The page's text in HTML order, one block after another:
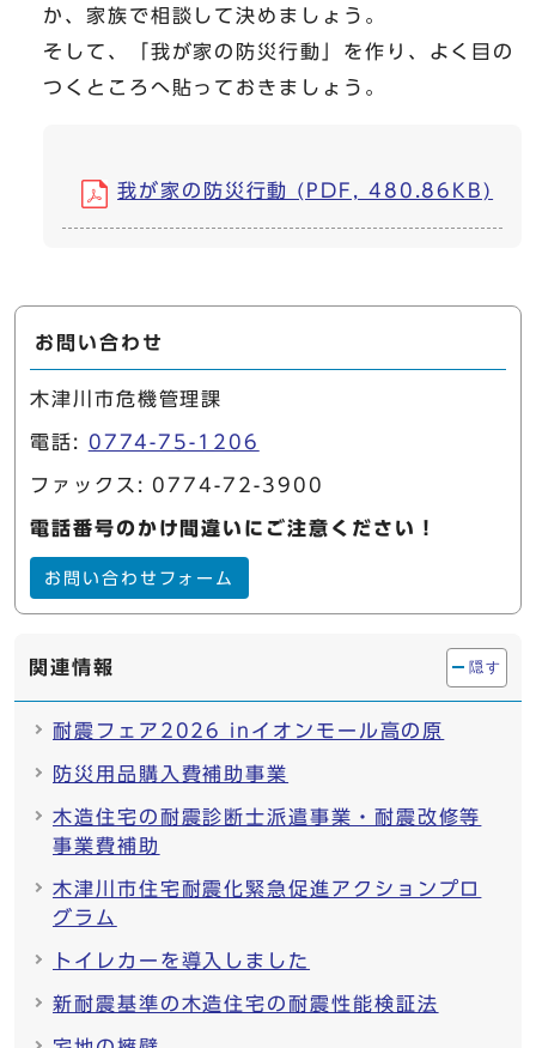
か、家族で相談して決めましょう。
そして、「我が家の防災行動」を作り、よく目の
つくところへ貼っておきましょう。
我が家の防災行動 (PDF, 480.86KB)
お問い合わせ
木津川市危機管理課
電話: 0774-75-1206
ファックス: 0774-72-3900
電話番号のかけ間違いにご注意ください！
お問い合わせフォーム
関連情報 隠す
耐震フェア2026 inイオンモール高の原
防災用品購入費補助事業
木造住宅の耐震診断士派遣事業・耐震改修等
事業費補助
木津川市住宅耐震化緊急促進アクションプロ
グラム
トイレカーを導入しました
新耐震基準の木造住宅の耐震性能検証法